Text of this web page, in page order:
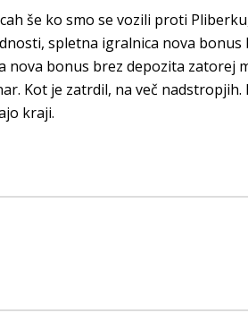
še ko smo se vozili proti
spletna igralnica nova
nova bonus brez depozita
Kot je zatrdil, na več
kraji.